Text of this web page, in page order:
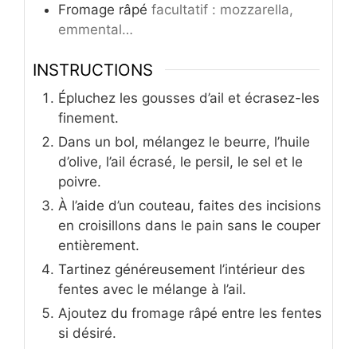
Fromage râpé facultatif : mozzarella,
emmental…
INSTRUCTIONS
Épluchez les gousses d’ail et écrasez-les
finement.
Dans un bol, mélangez le beurre, l’huile
d’olive, l’ail écrasé, le persil, le sel et le
poivre.
À l’aide d’un couteau, faites des incisions
en croisillons dans le pain sans le couper
entièrement.
Tartinez généreusement l’intérieur des
fentes avec le mélange à l’ail.
Ajoutez du fromage râpé entre les fentes
si désiré.